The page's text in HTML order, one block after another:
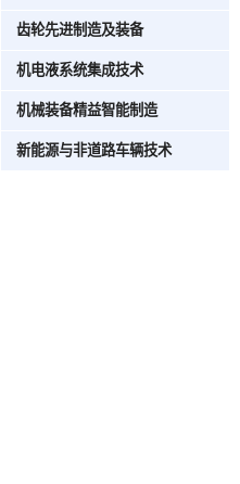
齿轮先进制造及装备
机电液系统集成技术
机械装备精益智能制造
新能源与非道路车辆技术